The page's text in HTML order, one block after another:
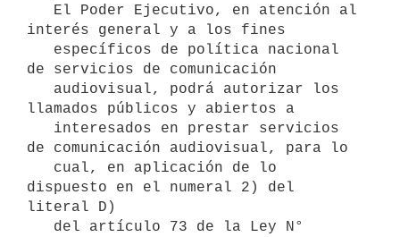
interés general y a los fines
de servicios de comunicación
llamados públicos y abiertos a
de comunicación audiovisual, para lo
dispuesto en el numeral 2) del
literal D)